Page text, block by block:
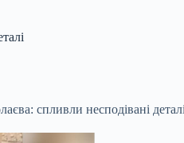
спливли несподівані деталі